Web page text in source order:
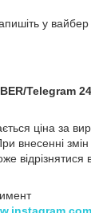
у
Telegram
ціна за
внесенні
відрізнятися